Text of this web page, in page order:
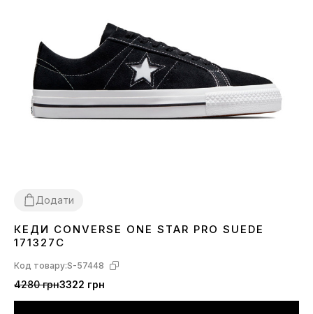
Додати
3841424344
КЕДИ CONVERSE ONE STAR PRO SUEDE
171327C
Код товару:S-57448
4280 грн3322 грн